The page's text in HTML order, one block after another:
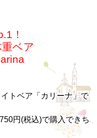
！
ベア
トベア「カリーナ」で
円(税込)で購入できち